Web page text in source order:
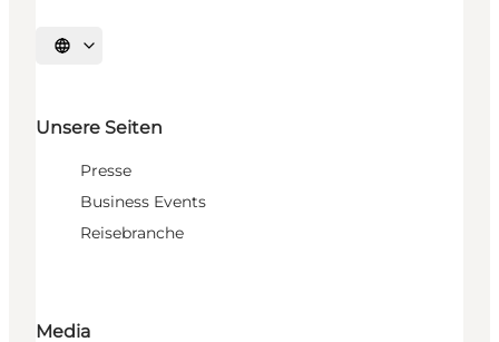
Sprache auswählen
Unsere Seiten
Presse
Business Events
Reisebranche
Media